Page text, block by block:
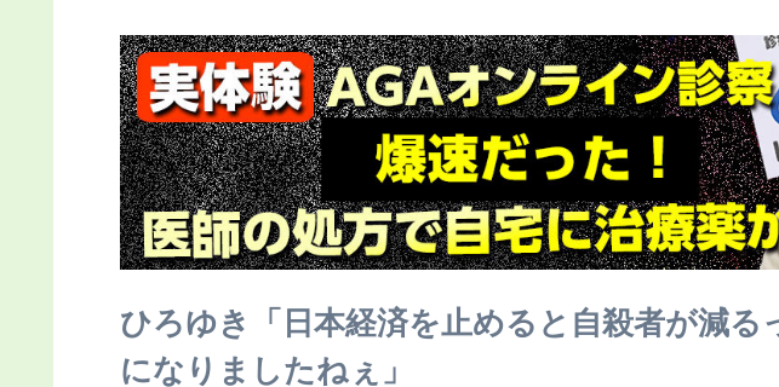
ひろゆき「日本経済を止めると自殺者が減る
になりましたねぇ」